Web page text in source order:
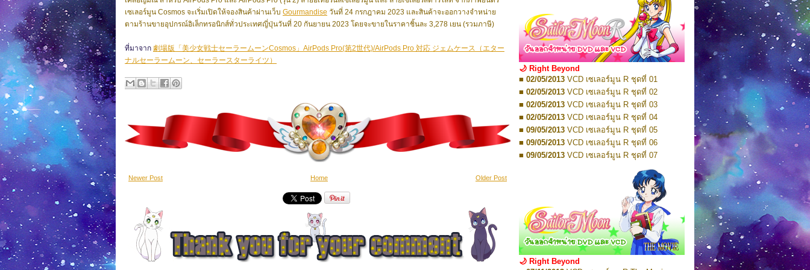
เซเลอร์มูน Cosmos จะเริ่มเปิดให้จองสินค้าผ่านเว็บ Gourmandise วันที่ 24 กรกฎาคม 2023 และสินค้าจะออกวางจำหน่าย
ตามร้านขายอุปกรณ์อิเล็กทรอนิกส์ทั่วประเทศญี่ปุ่นวันที่ 20 กันยายน 2023 โดยจะขายในราคาชิ้นละ 3,278 เยน (รวมภาษี)
ที่มาจาก 劇場版「美少女戦士セーラームーンCosmos」AirPods Pro(第2世代)/AirPods Pro 対応 ジェムケース（エター
ナルセーラームーン、セーラースターライツ）
Newer Post Older Post
Home
VCD เซเลอร์มูน ชุดที่ 10
■ 19/01/2012 VCD เซเลอร์มูน ชุดที่ 11
■ 19/01/2012VCD เซเลอร์มูน ชุดที่ 12
■ 26/01/2012VCD เซเลอร์มูน ชุดที่ 13
■ 26/01/2012VCD เซเลอร์มูน ชุดที่ 14
■ 02/02/2012 VCD เซเลอร์มูน ชุดที่ 15
VCD เซเลอร์มูน ชุดที่ 16
VCD เซเลอร์มูน ชุดที่ 17
VCD เซเลอร์มูน ชุดที่ 18
VCD เซเลอร์มูน ชุดที่ 19
VCD เซเลอร์มูน ชุดที่ 20
VCD เซเลอร์มูน ชุดที่ 21
VCD เซเลอร์มูน ชุดที่ 22
VCD เซเลอร์มูน ชุดที่ 23
DVD เซเลอร์มูน ชุดที่ 01
DVD เซเลอร์มูน ชุดที่ 02
■ 25/01/2012 DVD เซเลอร์มูน ชุดที่ 03
■ 31/01/2012DVD เซเลอร์มูน ชุดที่ 04
■ 08/02/2012DVD เซเลอร์มูน ชุดที่ 05
■ 16/02/2012
DVD เซเลอร์มูน ชุดที่ 06
■ 23/02/2012DVD เซเลอร์มูน ชุดที่ 07
🌙 Right Beyond
■ 02/05/2013 VCD เซเลอร์มูน R ชุดที่ 01
■ 02/05/2013 VCD เซเลอร์มูน R ชุดที่ 02
■ 02/05/2013 VCD เซเลอร์มูน R ชุดที่ 03
■ 02/05/2013 VCD เซเลอร์มูน R ชุดที่ 04
■ 09/05/2013 VCD เซเลอร์มูน R ชุดที่ 05
■ 09/05/2013 VCD เซเลอร์มูน R ชุดที่ 06
■ 09/05/2013 VCD เซเลอร์มูน R ชุดที่ 07
VCD เซเลอร์มูน R ชุดที่ 08
VCD เซเลอร์มูน R ชุดที่ 09
VCD เซเลอร์มูน R ชุดที่ 10
■ 16/05/2013
VCD เซเลอร์มูน R ชุดที่ 11
■ 16/05/2013VCD เซเลอร์มูน R ชุดที่ 12
■ 23/05/2013VCD เซเลอร์มูน R ชุดที่ 13
■ 23/05/2013VCD เซเลอร์มูน R ชุดที่ 14
■ 30/05/2013VCD เซเลอร์มูน R ชุดที่ 15
🌙 Right Beyond